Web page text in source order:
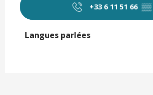
+33 6 11 51 66 ▒▒
Langues parlées
Langues parlées